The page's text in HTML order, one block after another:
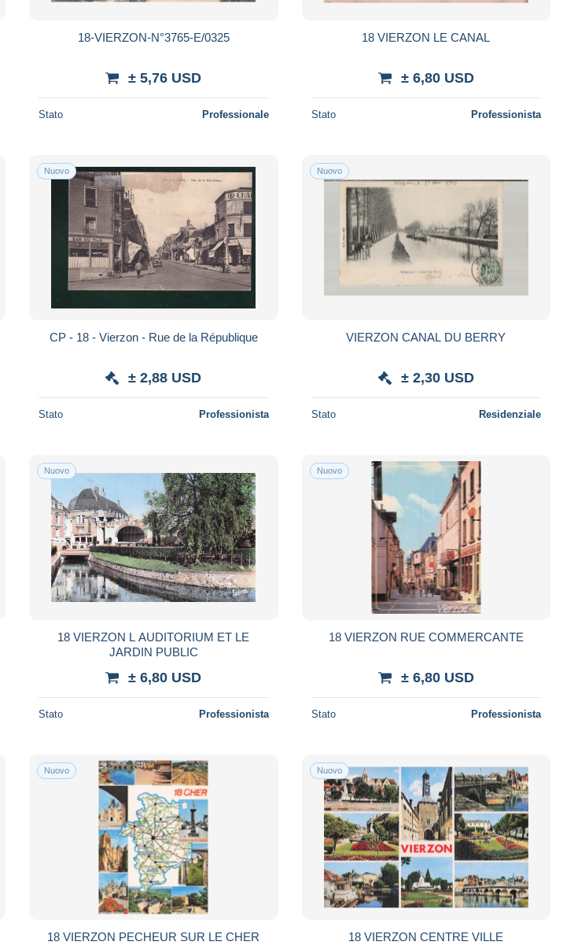
18-VIERZON-N°3765-E/0325
± 5,76 USD
Stato Professionale
18 VIERZON LE CANAL
± 6,80 USD
Stato Professionista
Nuovo
CP - 18 - Vierzon - Rue de la République
± 2,88 USD
Stato Professionista
Nuovo
VIERZON CANAL DU BERRY
± 2,30 USD
Stato Residenziale
Nuovo
18 VIERZON L AUDITORIUM ET LE
JARDIN PUBLIC
± 6,80 USD
Stato Professionista
Nuovo
18 VIERZON RUE COMMERCANTE
± 6,80 USD
Stato Professionista
Nuovo
18 VIERZON PECHEUR SUR LE CHER
Nuovo
18 VIERZON CENTRE VILLE